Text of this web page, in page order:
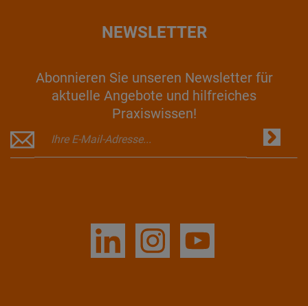
NEWSLETTER
Abonnieren Sie unseren Newsletter für
aktuelle Angebote und hilfreiches
Praxiswissen!